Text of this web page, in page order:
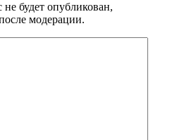
будет опубликован,
модерации.